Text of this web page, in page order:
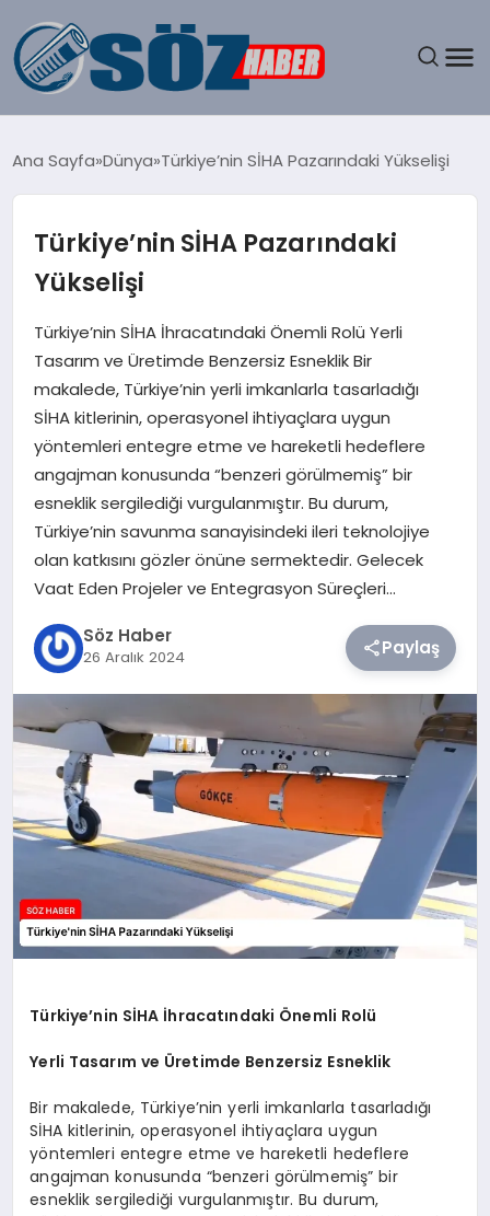
SPOR
MAGAZIN
EĞITIM
SAĞLIK
DÜNYA
TEKNOLOJI
SIYASET
YAŞAM
Ana Sayfa Dünya Türkiye’nin SİHA Pazarındaki Yükselişi
Türkiye’nin SİHA Pazarındaki
Yükselişi
Türkiye’nin SİHA İhracatındaki Önemli Rolü Yerli
Tasarım ve Üretimde Benzersiz Esneklik Bir
makalede, Türkiye’nin yerli imkanlarla tasarladığı
SİHA kitlerinin, operasyonel ihtiyaçlara uygun
yöntemleri entegre etme ve hareketli hedeflere
angajman konusunda “benzeri görülmemiş” bir
esneklik sergilediği vurgulanmıştır. Bu durum,
Türkiye’nin savunma sanayisindeki ileri teknolojiye
olan katkısını gözler önüne sermektedir. Gelecek
Vaat Eden Projeler ve Entegrasyon Süreçleri…
Söz Haber
26 Aralık 2024 Paylaş
Türkiye’nin SİHA İhracatındaki Önemli Rolü
Yerli Tasarım ve Üretimde Benzersiz Esneklik
Bir makalede, Türkiye’nin yerli imkanlarla tasarladığı
SİHA kitlerinin, operasyonel ihtiyaçlara uygun
yöntemleri entegre etme ve hareketli hedeflere
angajman konusunda “benzeri görülmemiş” bir
esneklik sergilediği vurgulanmıştır. Bu durum,